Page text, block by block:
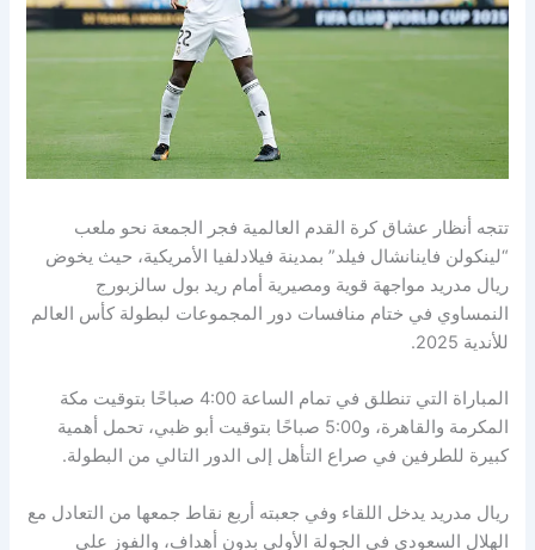
تتجه أنظار عشاق كرة القدم العالمية فجر الجمعة نحو ملعب
“لينكولن فاينانشال فيلد” بمدينة فيلادلفيا الأمريكية، حيث يخوض
ريال مدريد مواجهة قوية ومصيرية أمام ريد بول سالزبورج
النمساوي في ختام منافسات دور المجموعات لبطولة كأس العالم
للأندية 2025.
المباراة التي تنطلق في تمام الساعة 4:00 صباحًا بتوقيت مكة
المكرمة والقاهرة، و5:00 صباحًا بتوقيت أبو ظبي، تحمل أهمية
كبيرة للطرفين في صراع التأهل إلى الدور التالي من البطولة.
ريال مدريد يدخل اللقاء وفي جعبته أربع نقاط جمعها من التعادل مع
الهلال السعودي في الجولة الأولى بدون أهداف، والفوز على